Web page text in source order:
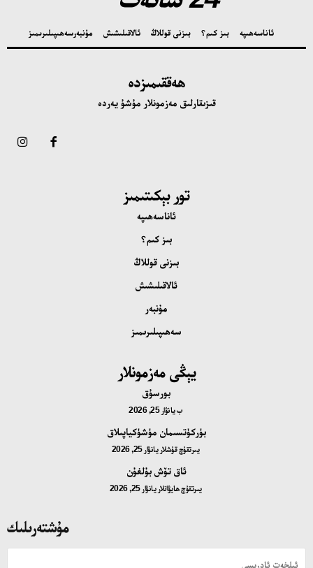
ئاناسەھىپە بىز كىم؟ بىزنى قوللاڭ ئالاقىلىشىش مۇنبەرسەھىپىلىرىمىز
ھەققىمىزدە
قىزىقارلىق مەزمونلار مۇشۇ يەردە
تور بېكىتىمىز
ئاناسەھىپە
بىز كىم؟
بىزنى قوللاڭ
ئالاقىلىشىش
مۇنبەر
سەھىپىلىرىمىز
يېڭى مەزمونلار
بورسۇق
بيانۋار 25, 2026
بۈركۈتسىمان مۈشۈكياپىلاق
يىرتقۇچ قۇشلار يانۋار 25, 2026
ئاق تۆش بۇلغۇن
يىرتقۇچ ھايۋانلار يانۋار 25, 2026
مۇشتەرىلىك